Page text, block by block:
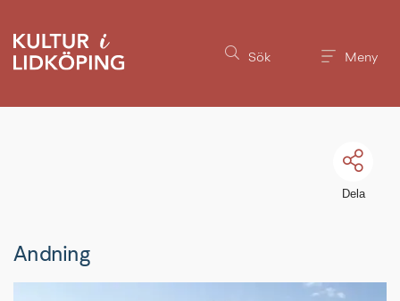
Sök Meny
Dela
Andning